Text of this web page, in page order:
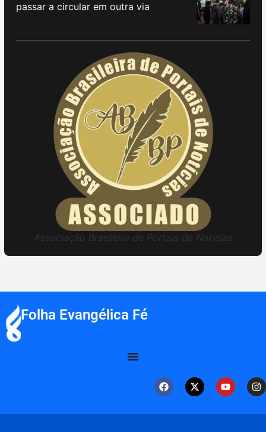
passar a circular em outra via
Associação Brasileira de Portais de Notícias
Folha Evangélica Fé